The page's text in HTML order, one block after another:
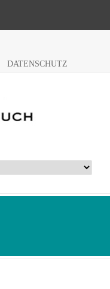
DATENSCHUTZ